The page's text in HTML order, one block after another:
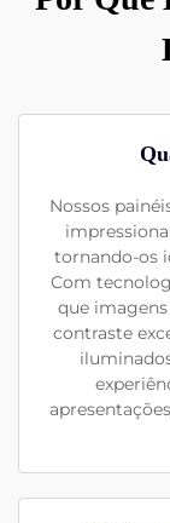
Nossos
tornando-os
Com
que
contraste